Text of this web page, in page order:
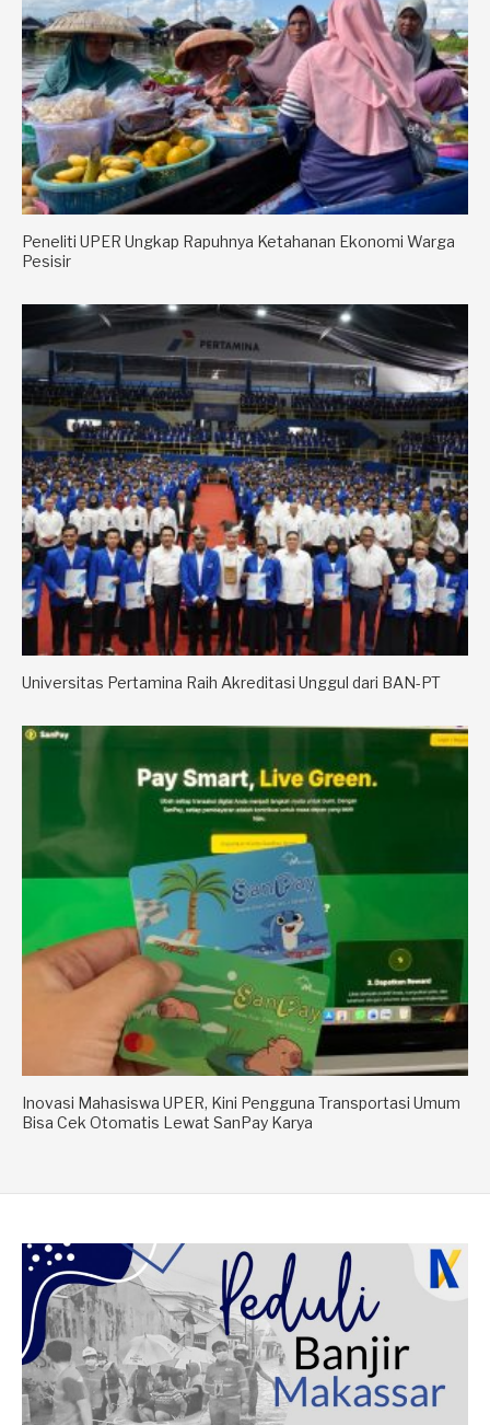
Peneliti UPER Ungkap Rapuhnya Ketahanan Ekonomi Warga
Pesisir
Universitas Pertamina Raih Akreditasi Unggul dari BAN-PT
Inovasi Mahasiswa UPER, Kini Pengguna Transportasi Umum
Bisa Cek Otomatis Lewat SanPay Karya